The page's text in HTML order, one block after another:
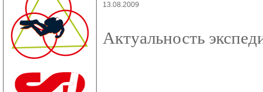
13.08.2009
Актуальность